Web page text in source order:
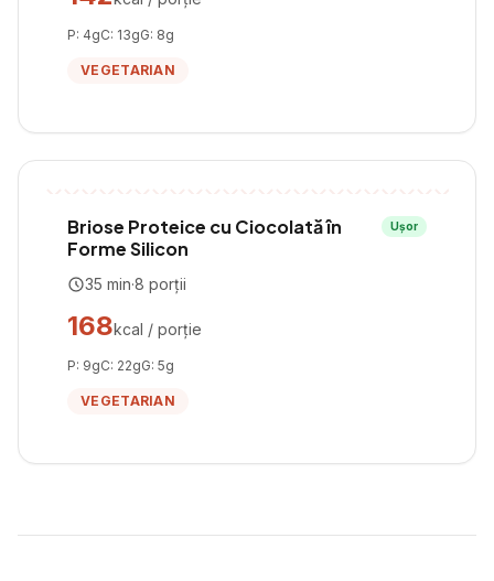
P: 4gC: 13gG: 8g
VEGETARIAN
Briose Proteice cu Ciocolată în
Forme Silicon
Ușor
35 min·8 porții
168kcal / porție
P: 9gC: 22gG: 5g
VEGETARIAN